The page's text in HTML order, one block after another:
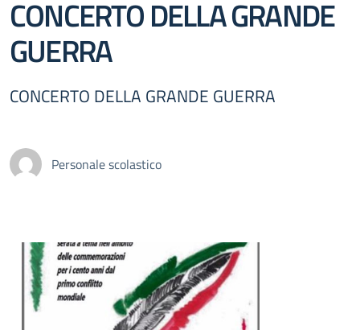
CONCERTO DELLA GRANDE
GUERRA
CONCERTO DELLA GRANDE GUERRA
Personale scolastico